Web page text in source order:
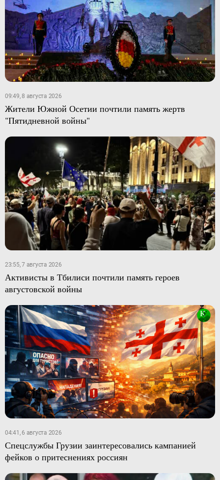
09:49, 8 августа 2026
Жители Южной Осетии почтили память жертв
"Пятидневной войны"
23:55, 7 августа 2026
Активисты в Тбилиси почтили память героев
августовской войны
04:41, 6 августа 2026
Спецслужбы Грузии заинтересовались кампанией
фейков о притеснениях россиян